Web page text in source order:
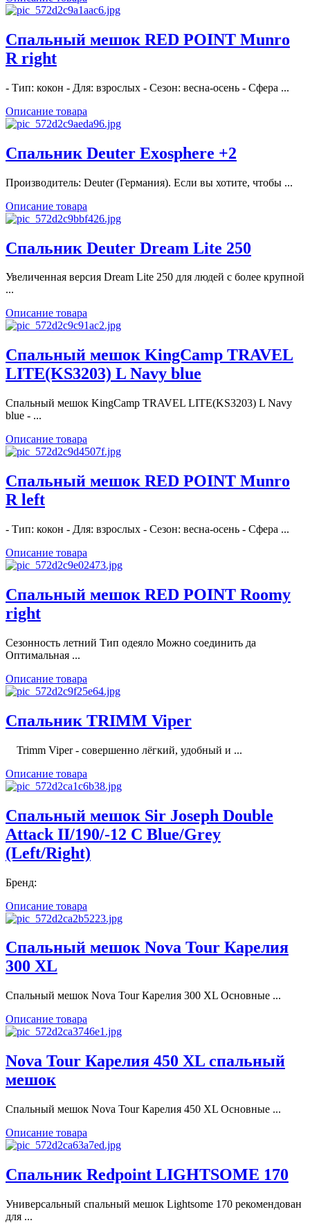
Спальный мешок RED POINT Munro
R right
- Тип: кокон - Для: взрослых - Сезон: весна-осень - Сфера ...
Описание товара
Спальник Deuter Exosphere +2
Производитель: Deuter (Германия). Если вы хотите, чтобы ...
Описание товара
Спальник Deuter Dream Lite 250
Увеличенная версия Dream Lite 250 для людей с более крупной
...
Описание товара
Спальный мешок KingCamp TRAVEL
LITE(KS3203) L Navy blue
Спальный мешок KingCamp TRAVEL LITE(KS3203) L Navy
blue - ...
Описание товара
Спальный мешок RED POINT Munro
R left
- Тип: кокон - Для: взрослых - Сезон: весна-осень - Сфера ...
Описание товара
Спальный мешок RED POINT Roomy
right
Сезонность летний Тип одеяло Можно соединить да
Оптимальная ...
Описание товара
Спальник TRIMM Viper
Trimm Viper - совершенно лёгкий, удобный и ...
Описание товара
Спальный мешок Sir Joseph Double
Attack II/190/-12 C Blue/Grey
(Left/Right)
Бренд:
Описание товара
Спальный мешок Nova Tour Карелия
300 XL
Спальный мешок Nova Tour Карелия 300 XL Основные ...
Описание товара
Nova Tour Карелия 450 XL спальный
мешок
Спальный мешок Nova Tour Карелия 450 XL Основные ...
Описание товара
Спальник Redpoint LIGHTSOME 170
Универсальный спальный мешок Lightsome 170 рекомендован
для ...